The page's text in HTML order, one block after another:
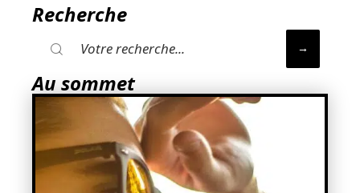
Recherche
Au sommet